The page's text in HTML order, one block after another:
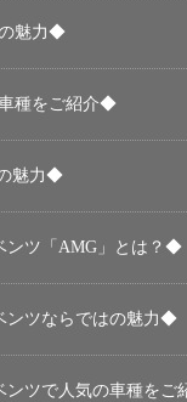
魅力◆
種をご紹介◆
魅力◆
ンツ「AMG」とは？◆
ンツならではの魅力◆
ツで人気の車種をご